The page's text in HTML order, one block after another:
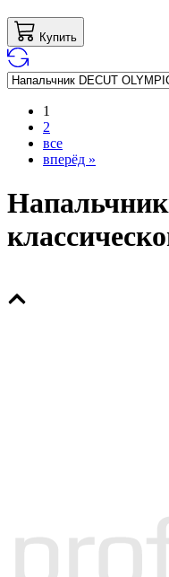
Купить
1
2
все
вперёд »